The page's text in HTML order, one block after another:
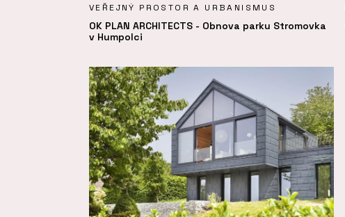
VEŘEJNÝ PROSTOR A URBANISMUS
OK PLAN ARCHITECTS - Obnova parku Stromovka
v Humpolci